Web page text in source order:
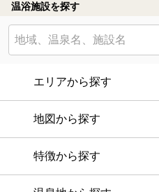
温浴施設を探す
エリアから探す
地図から探す
特徴から探す